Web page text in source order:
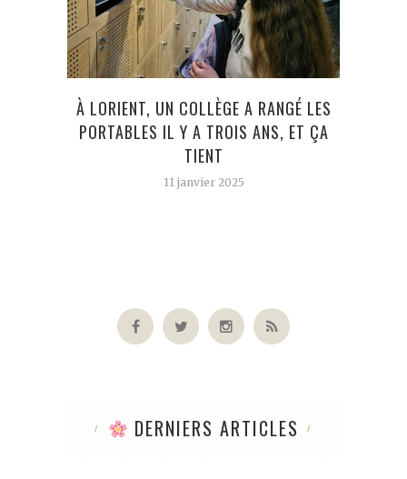
À LORIENT, UN COLLÈGE A RANGÉ LES
PORTABLES IL Y A TROIS ANS, ET ÇA
TIENT
11 janvier 2025
DERNIERS ARTICLES